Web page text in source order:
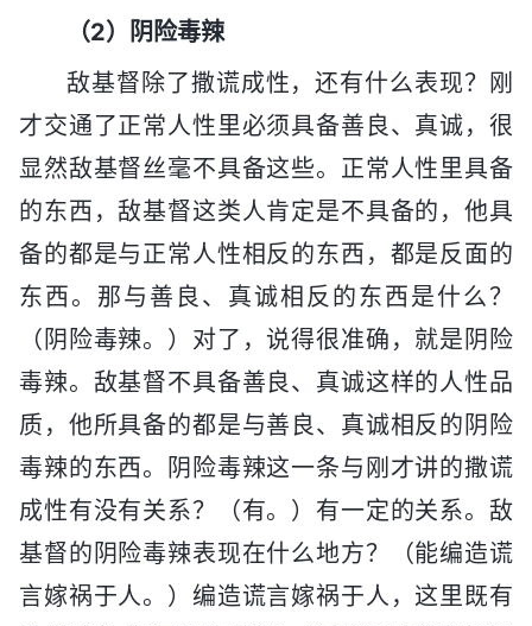
（2）阴险毒辣
敌基督除了撒谎成性，还有什么表现？刚
才交通了正常人性里必须具备善良、真诚，很
显然敌基督丝毫不具备这些。正常人性里具备
的东西，敌基督这类人肯定是不具备的，他具
备的都是与正常人性相反的东西，都是反面的
东西。那与善良、真诚相反的东西是什么？
（阴险毒辣。）对了，说得很准确，就是阴险
毒辣。敌基督不具备善良、真诚这样的人性品
质，他所具备的都是与善良、真诚相反的阴险
毒辣的东西。阴险毒辣这一条与刚才讲的撒谎
成性有没有关系？（有。）有一定的关系。敌
基督的阴险毒辣表现在什么地方？（能编造谎
言嫁祸于人。）编造谎言嫁祸于人，这里既有